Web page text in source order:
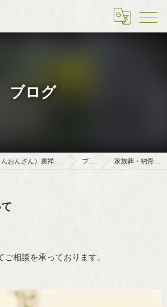
ブログ
岡崎市の葬儀は深恩山（しんおんざん）廣祥院（こうしょういん） ブログ 家族葬・納骨について
相談を承っております。